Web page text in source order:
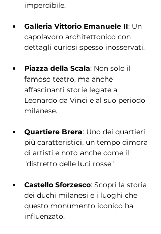
imperdibile.
Galleria Vittorio Emanuele II: Un
capolavoro architettonico con
dettagli curiosi spesso inosservati.
Piazza della Scala: Non solo il
famoso teatro, ma anche
affascinanti storie legate a
Leonardo da Vinci e al suo periodo
milanese.
Quartiere Brera: Uno dei quartieri
più caratteristici, un tempo dimora
di artisti e noto anche come il
"distretto delle luci rosse".
Castello Sforzesco: Scopri la storia
dei duchi milanesi e i luoghi che
questo monumento iconico ha
influenzato.